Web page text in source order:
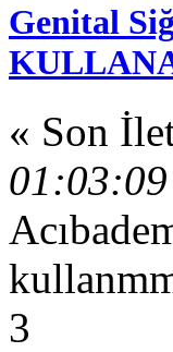
Genital
« Son
3